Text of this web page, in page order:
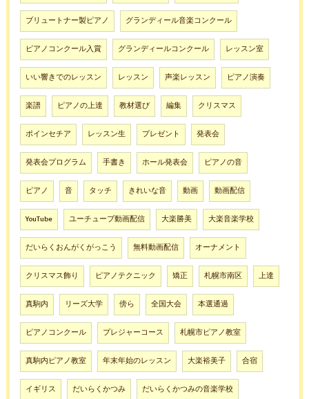
ブリュートナー製ピアノ グランディール音楽コンクール
ピアノコンクール入賞 グランディールコンクール レッスン室
いい響きでのレッスン レッスン 声楽レッスン ピアノ演奏
楽譜 ピアノの上達 教材選び 編集 クリスマス
ポインセチア レッスン生 プレゼント 発表会
発表会プログラム 手書き ホール発表会 ピアノの音
ピアノ 音 タッチ きれいな音 動画 動画配信
YouTube ユーチューブ動画配信 大楽勝美 大楽音楽学校
だいらくおんがくがっこう 無料動画配信 オーナメント
クリスマス飾り ピアノテクニック 矯正 札幌市南区 上達
真駒内 リーズ大学 傍ら 全国大会 本選通過
ピアノコンクール プレジャーコース 札幌市ピアノ教室
真駒内ピアノ教室 年末年始のレッスン 大楽裕美子 合宿
イギリス だいらくかつみ だいらくかつみの音楽学校